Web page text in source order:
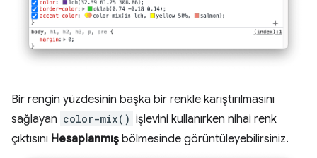
Bir rengin yüzdesinin başka bir renkle karıştırılmasını
sağlayan color-mix() işlevini kullanırken nihai renk
çıktısını Hesaplanmış bölmesinde görüntüleyebilirsiniz.